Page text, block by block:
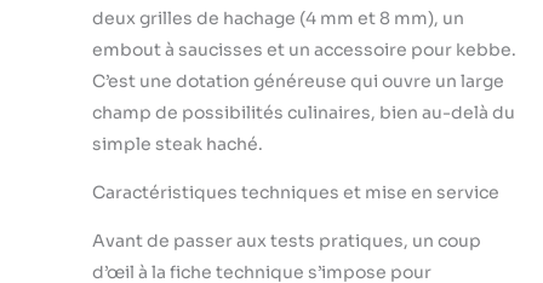
deux grilles de hachage (4 mm et 8 mm), un
embout à saucisses et un accessoire pour kebbe.
C’est une dotation généreuse qui ouvre un large
champ de possibilités culinaires, bien au-delà du
simple steak haché.
Caractéristiques techniques et mise en service
Avant de passer aux tests pratiques, un coup
d’œil à la fiche technique s’impose pour